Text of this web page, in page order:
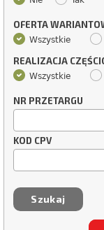
OFERTA
Wszystkie
REALIZACJA
Wszystkie
NR PRZETARGU
KOD CPV